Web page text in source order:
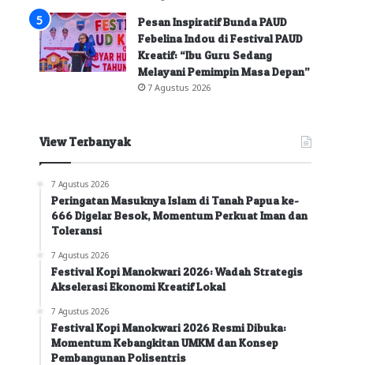
Pesan Inspiratif Bunda PAUD
Febelina Indou di Festival PAUD
Kreatif: “Ibu Guru Sedang
Melayani Pemimpin Masa Depan”
7 Agustus 2026
View Terbanyak
7 Agustus 2026
Peringatan Masuknya Islam di Tanah Papua ke-
666 Digelar Besok, Momentum Perkuat Iman dan
Toleransi
7 Agustus 2026
Festival Kopi Manokwari 2026: Wadah Strategis
Akselerasi Ekonomi Kreatif Lokal
7 Agustus 2026
Festival Kopi Manokwari 2026 Resmi Dibuka:
Momentum Kebangkitan UMKM dan Konsep
Pembangunan Polisentris